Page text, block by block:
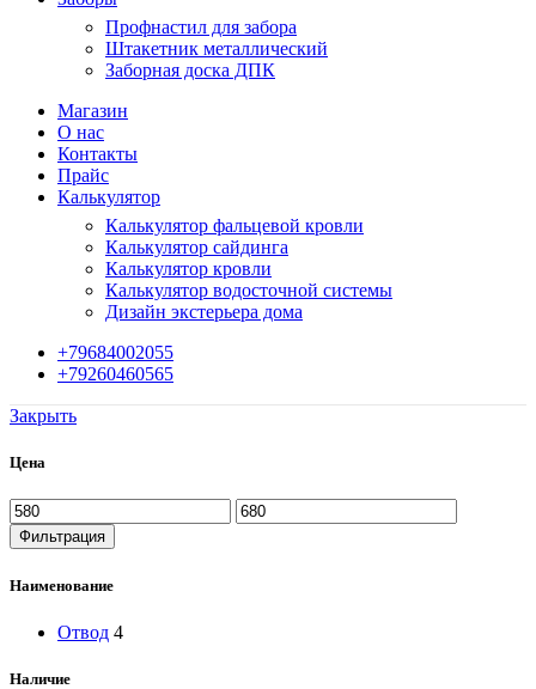
Профнастил для забора
Штакетник металлический
Заборная доска ДПК
Магазин
О нас
Контакты
Прайс
Калькулятор
Калькулятор фальцевой кровли
Калькулятор сайдинга
Калькулятор кровли
Калькулятор водосточной системы
Дизайн экстерьера дома
+79684002055
+79260460565
Закрыть
Цена
Фильтрация
Наименование
Отвод 4
Наличие